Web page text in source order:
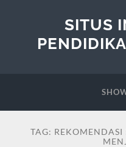
SITUS
TAG: